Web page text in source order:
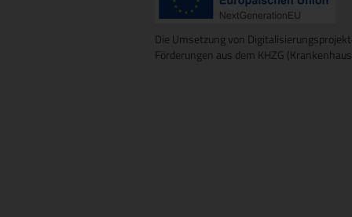
Die Umsetzung von
Förderungen aus dem KHZG